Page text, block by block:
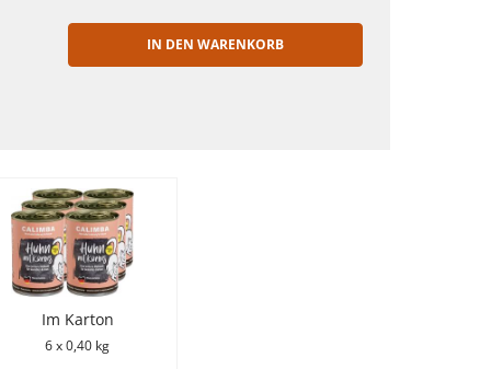
IN DEN WARENKORB
Im Karton
6 x 0,40 kg